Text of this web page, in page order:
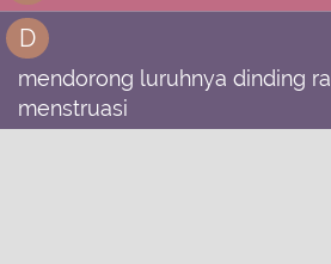
D
mendorong luruhnya dinding
menstruasi